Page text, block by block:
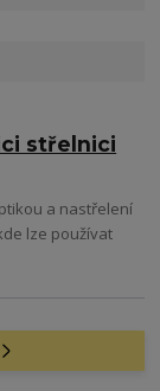
střelnici
a nastřelení
lze používat